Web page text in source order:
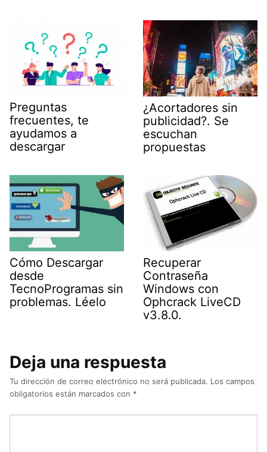
Preguntas
frecuentes, te
ayudamos a
descargar
¿Acortadores sin
publicidad?. Se
escuchan
propuestas
Cómo Descargar
desde
TecnoProgramas sin
problemas. Léelo
Recuperar
Contraseña
Windows con
Ophcrack LiveCD
v3.8.0.
Deja una respuesta
Tu dirección de correo electrónico no será publicada. Los campos
obligatorios están marcados con *